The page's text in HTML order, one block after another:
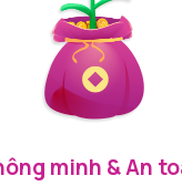
minh & An